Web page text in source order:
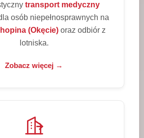
transport medyczny
osób niepełnosprawnych na
(Okęcie) oraz odbiór z
lotniska.
Zobacz więcej →